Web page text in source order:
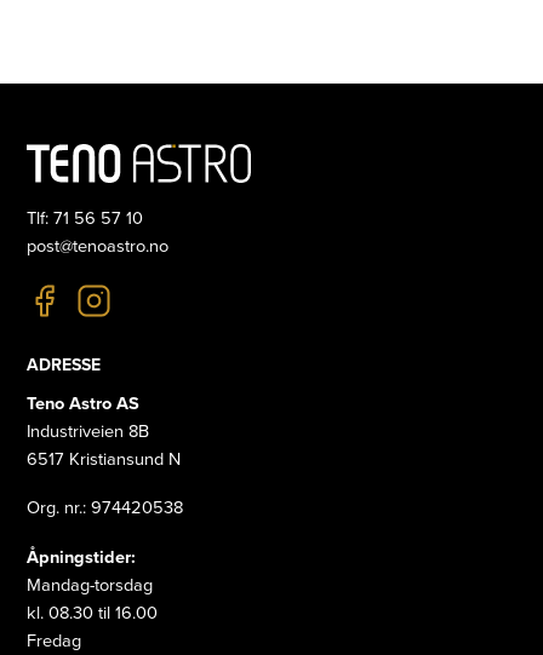
Tlf: 71 56 57 10
post@tenoastro.no
ADRESSE
Teno Astro AS
Industriveien 8B
6517 Kristiansund N
Org. nr.: 974420538
Åpningstider:
Mandag-torsdag
kl. 08.30 til 16.00
Fredag